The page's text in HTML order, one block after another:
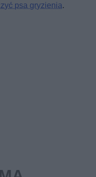
psa gryzienia.